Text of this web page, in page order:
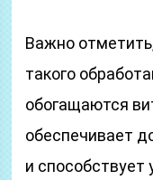
Важно
такого
обогащаются
обеспечивает
и способствует